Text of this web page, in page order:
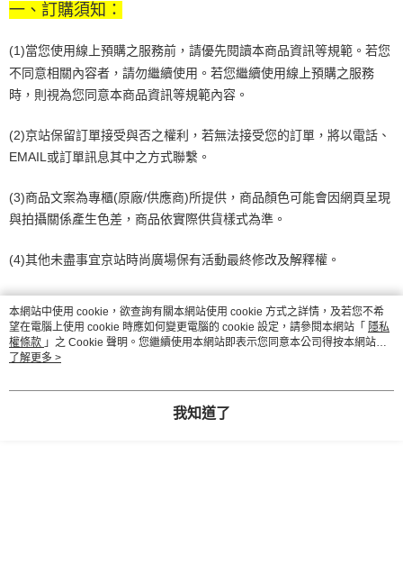
一、訂購須知：
(1)當您使用線上預購之服務前，請優先閱讀本商品資訊等規範。若您
不同意相關內容者，請勿繼續使用。若您繼續使用線上預購之服務
時，則視為您同意本商品資訊等規範內容。
(2)京站保留訂單接受與否之權利，若無法接受您的訂單，將以電話、
EMAIL或訂單訊息其中之方式聯繫。
(3)商品文案為專櫃(原廠/供應商)所提供，商品顏色可能會因網頁呈現
與拍攝關係產生色差，商品依實際供貨樣式為準。
(4)其他未盡事宜京站時尚廣場保有活動最終修改及解釋權。
顯示電腦版詳細說明
本網站中使用 cookie，欲查詢有關本網站使用 cookie 方式之詳情，及若您不希
望在電腦上使用 cookie 時應如何變更電腦的 cookie 設定，請參閱本網站「 隱私
權條款 」之 Cookie 聲明。您繼續使用本網站即表示您同意本公司得按本網站使
用條款之 Cookie 聲明使用 cookie。
了解更多 >
我知道了